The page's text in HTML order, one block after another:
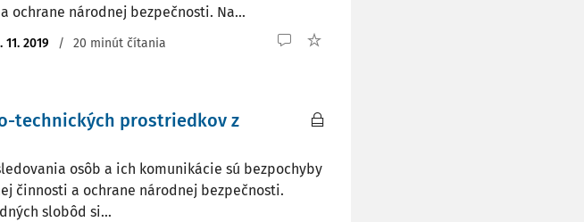
ochrane národnej bezpečnosti. Na...
11. 2019 / 20 minút čítania
technických prostriedkov z
osôb a ich komunikácie sú bezpochyby
činnosti a ochrane národnej bezpečnosti.
slobôd si...